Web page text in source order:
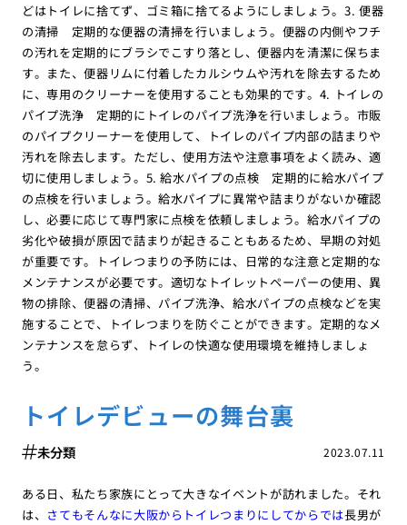
どはトイレに捨てず、ゴミ箱に捨てるようにしましょう。3. 便器
の清掃 定期的な便器の清掃を行いましょう。便器の内側やフチ
の汚れを定期的にブラシでこすり落とし、便器内を清潔に保ちま
す。また、便器リムに付着したカルシウムや汚れを除去するため
に、専用のクリーナーを使用することも効果的です。4. トイレの
パイプ洗浄 定期的にトイレのパイプ洗浄を行いましょう。市販
のパイプクリーナーを使用して、トイレのパイプ内部の詰まりや
汚れを除去します。ただし、使用方法や注意事項をよく読み、適
切に使用しましょう。5. 給水パイプの点検 定期的に給水パイプ
の点検を行いましょう。給水パイプに異常や詰まりがないか確認
し、必要に応じて専門家に点検を依頼しましょう。給水パイプの
劣化や破損が原因で詰まりが起きることもあるため、早期の対処
が重要です。トイレつまりの予防には、日常的な注意と定期的な
メンテナンスが必要です。適切なトイレットペーパーの使用、異
物の排除、便器の清掃、パイプ洗浄、給水パイプの点検などを実
施することで、トイレつまりを防ぐことができます。定期的なメ
ンテナンスを怠らず、トイレの快適な使用環境を維持しましょ
う。
トイレデビューの舞台裏
2023.07.11
未分類
ある日、私たち家族にとって大きなイベントが訪れました。それ
は、 さてもそんなに大阪からトイレつまりにしてからでは長男が